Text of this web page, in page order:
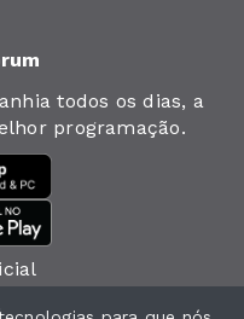
todos os dias, a
programação.